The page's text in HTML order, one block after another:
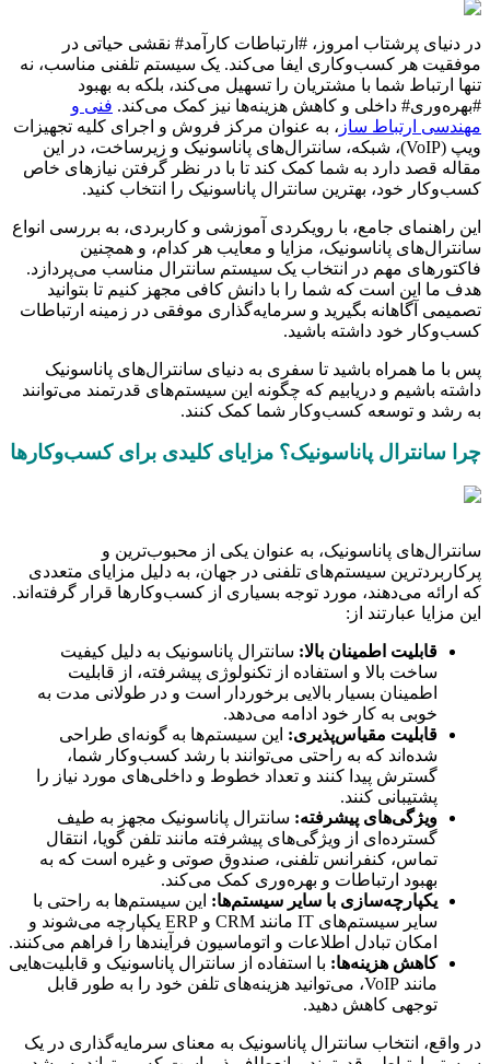
در دنیای پرشتاب امروز، #ارتباطات کارآمد# نقشی حیاتی در
موفقیت هر کسب‌وکاری ایفا می‌کند. یک سیستم تلفنی مناسب، نه
تنها ارتباط شما با مشتریان را تسهیل می‌کند، بلکه به بهبود
#بهره‌وری# داخلی و کاهش هزینه‌ها نیز کمک می‌کند. فنی و
مهندسی ارتباط ساز ، به عنوان مرکز فروش و اجرای کلیه تجهیزات
ویپ (VoIP)، شبکه، سانترال‌های پاناسونیک و زیرساخت، در این
مقاله قصد دارد به شما کمک کند تا با در نظر گرفتن نیازهای خاص
کسب‌وکار خود، بهترین سانترال پاناسونیک را انتخاب کنید.
این راهنمای جامع، با رویکردی آموزشی و کاربردی، به بررسی انواع
سانترال‌های پاناسونیک، مزایا و معایب هر کدام، و همچنین
فاکتورهای مهم در انتخاب یک سیستم سانترال مناسب می‌پردازد.
هدف ما این است که شما را با دانش کافی مجهز کنیم تا بتوانید
تصمیمی آگاهانه بگیرید و سرمایه‌گذاری موفقی در زمینه ارتباطات
کسب‌وکار خود داشته باشید.
پس با ما همراه باشید تا سفری به دنیای سانترال‌های پاناسونیک
داشته باشیم و دریابیم که چگونه این سیستم‌های قدرتمند می‌توانند
به رشد و توسعه کسب‌وکار شما کمک کنند.
چرا سانترال پاناسونیک؟ مزایای کلیدی برای کسب‌وکارها
سانترال‌های پاناسونیک، به عنوان یکی از محبوب‌ترین و
پرکاربردترین سیستم‌های تلفنی در جهان، به دلیل مزایای متعددی
که ارائه می‌دهند، مورد توجه بسیاری از کسب‌وکارها قرار گرفته‌اند.
این مزایا عبارتند از:
قابلیت اطمینان بالا: سانترال پاناسونیک به دلیل کیفیت
ساخت بالا و استفاده از تکنولوژی پیشرفته، از قابلیت
اطمینان بسیار بالایی برخوردار است و در طولانی مدت به
خوبی به کار خود ادامه می‌دهد.
قابلیت مقیاس‌پذیری: این سیستم‌ها به گونه‌ای طراحی
شده‌اند که به راحتی می‌توانند با رشد کسب‌وکار شما،
گسترش پیدا کنند و تعداد خطوط و داخلی‌های مورد نیاز را
پشتیبانی کنند.
ویژگی‌های پیشرفته: سانترال پاناسونیک مجهز به طیف
گسترده‌ای از ویژگی‌های پیشرفته مانند تلفن گویا، انتقال
تماس، کنفرانس تلفنی، صندوق صوتی و غیره است که به
بهبود ارتباطات و بهره‌وری کمک می‌کند.
یکپارچه‌سازی با سایر سیستم‌ها: این سیستم‌ها به راحتی با
سایر سیستم‌های IT مانند CRM و ERP یکپارچه می‌شوند و
امکان تبادل اطلاعات و اتوماسیون فرآیندها را فراهم می‌کنند.
کاهش هزینه‌ها: با استفاده از سانترال پاناسونیک و قابلیت‌هایی
مانند VoIP، می‌توانید هزینه‌های تلفن خود را به طور قابل
توجهی کاهش دهید.
در واقع، انتخاب سانترال پاناسونیک به معنای سرمایه‌گذاری در یک